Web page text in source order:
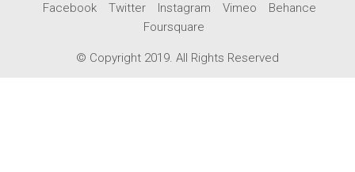
Facebook Twitter Instagram Vimeo
Behance
Foursquare
© Copyright 2019. All Rights Reserved